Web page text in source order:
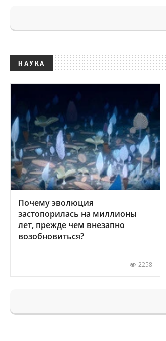
НАУКА
Почему эволюция
застопорилась на миллионы
лет, прежде чем внезапно
возобновиться?
2258